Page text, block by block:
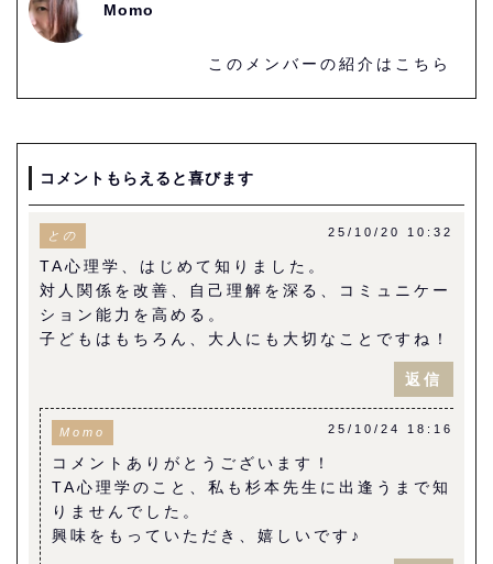
Momo
このメンバーの紹介はこちら
コメントもらえると喜びます
との 25/10/20 10:32
TA心理学、はじめて知りました。
対人関係を改善、自己理解を深る、コミュニケー
ション能力を高める。
子どもはもちろん、大人にも大切なことですね！
返信
Momo 25/10/24 18:16
コメントありがとうございます！
TA心理学のこと、私も杉本先生に出逢うまで知
りませんでした。
興味をもっていただき、嬉しいです♪